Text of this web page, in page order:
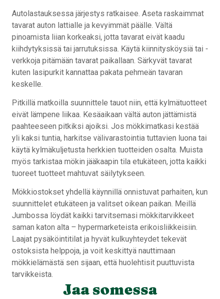
Autolastauksessa järjestys ratkaisee. Aseta raskaimmat
tavarat auton lattialle ja kevyimmät päälle. Vältä
pinoamista liian korkeaksi, jotta tavarat eivät kaadu
kiihdytyksissä tai jarrutuksissa. Käytä kiinnitysköysiä tai -
verkkoja pitämään tavarat paikallaan. Särkyvät tavarat
kuten lasipurkit kannattaa pakata pehmeän tavaran
keskelle.
Pitkillä matkoilla suunnittele tauot niin, että kylmätuotteet
eivät lämpene liikaa. Kesäaikaan vältä auton jättämistä
paahteeseen pitkiksi ajoiksi. Jos mökkimatkasi kestää
yli kaksi tuntia, harkitse välivarastointia tuttavien luona tai
käytä kylmäkuljetusta herkkien tuotteiden osalta. Muista
myös tarkistaa mökin jääkaapin tila etukäteen, jotta kaikki
tuoreet tuotteet mahtuvat säilytykseen.
Mökkiostokset yhdellä käynnillä onnistuvat parhaiten, kun
suunnittelet etukäteen ja valitset oikean paikan. Meillä
Jumbossa löydät kaikki tarvitsemasi mökkitarvikkeet
saman katon alta – hypermarketeista erikoisliikkeisiin.
Laajat pysäköintitilat ja hyvät kulkuyhteydet tekevät
ostoksista helppoja, ja voit keskittyä nauttimaan
mökkielämästä sen sijaan, että huolehtisit puuttuvista
tarvikkeista.
Jaa somessa